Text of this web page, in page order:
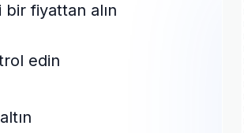
fiyattan alın
edin